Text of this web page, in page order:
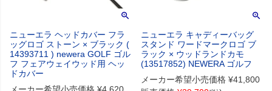
ニューエラ ヘッドカバー フラ
ッグロゴ ストーン × ブラック (
14393711 ) newera GOLF ゴル
フ フェアウェイウッド用 ヘッ
ドカバー
ニューエラ キャディーバッグ
スタンド ワードマークロゴ ブ
ラック × ウッドランドカモ
(13517852) NEWERA ゴルフ
メーカー希望小売価格 ¥41,800